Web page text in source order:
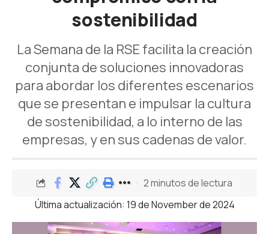
sostenibilidad
La Semana de la RSE facilita la creación
conjunta de soluciones innovadoras
para abordar los diferentes escenarios
que se presentan e impulsar la cultura
de sostenibilidad, a lo interno de las
empresas, y en sus cadenas de valor.
Última actualización: 19 de November de 2024
2 minutos de lectura